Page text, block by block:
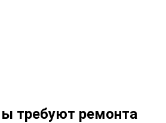
требуют ремонта